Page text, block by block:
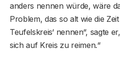
anders nennen würde, wäre
Problem, das so alt wie die
Teufelskreis‘ nennen“, sagte
sich auf Kreis zu reimen.“